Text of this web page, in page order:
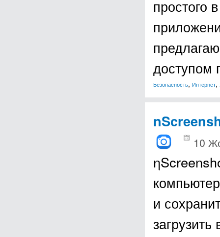
простого
доступом
Безопасность, Интернет,
10
и